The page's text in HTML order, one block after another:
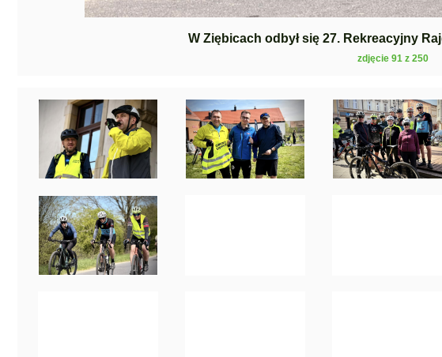
W Ziębicach odbył się 27. Rekreacyjny
zdjęcie 91 z 250